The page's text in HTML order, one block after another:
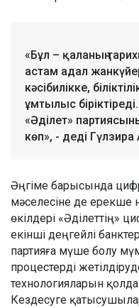
«Бұл – қаланың
астам адал
кәсібилікке,
ұмтылыс
«Әділет»
көп», - деді Гүлзира
Әңгіме барысында
мәселесіне де ерекше
өкілдері «Әділеттің»
екінші деңгейлі
партияға мүше болу
процестерді
технологияларын
Кездесуге